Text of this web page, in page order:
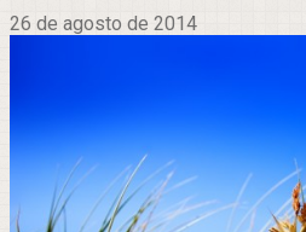
26 de agosto de 2014